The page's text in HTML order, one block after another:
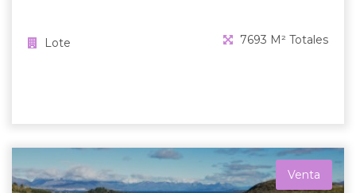
Lote 7693 M² Totales
Venta